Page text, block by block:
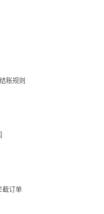
账规则
截订单